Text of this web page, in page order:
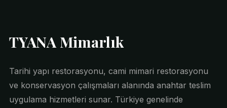
TYANA Mimarlık
Tarihi yapı restorasyonu, cami mimari restorasyonu
ve konservasyon çalışmaları alanında anahtar teslim
uygulama hizmetleri sunar. Türkiye genelinde